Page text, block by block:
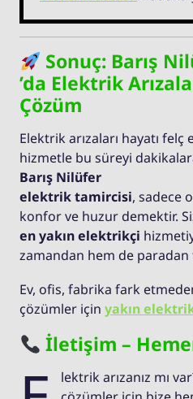
Sonuç: Barış
’da Elektrik
Çözüm
Elektrik arızaları hayatı
hizmetle bu süreyi
Barış Nilüfer
elektrik tamircisi, sadece
konfor ve huzur demektir.
en yakın elektrikçi
zamandan hem de
Ev, ofis, fabrika fark
çözümler için yakın
İletişim –
lektrik arızanız mı